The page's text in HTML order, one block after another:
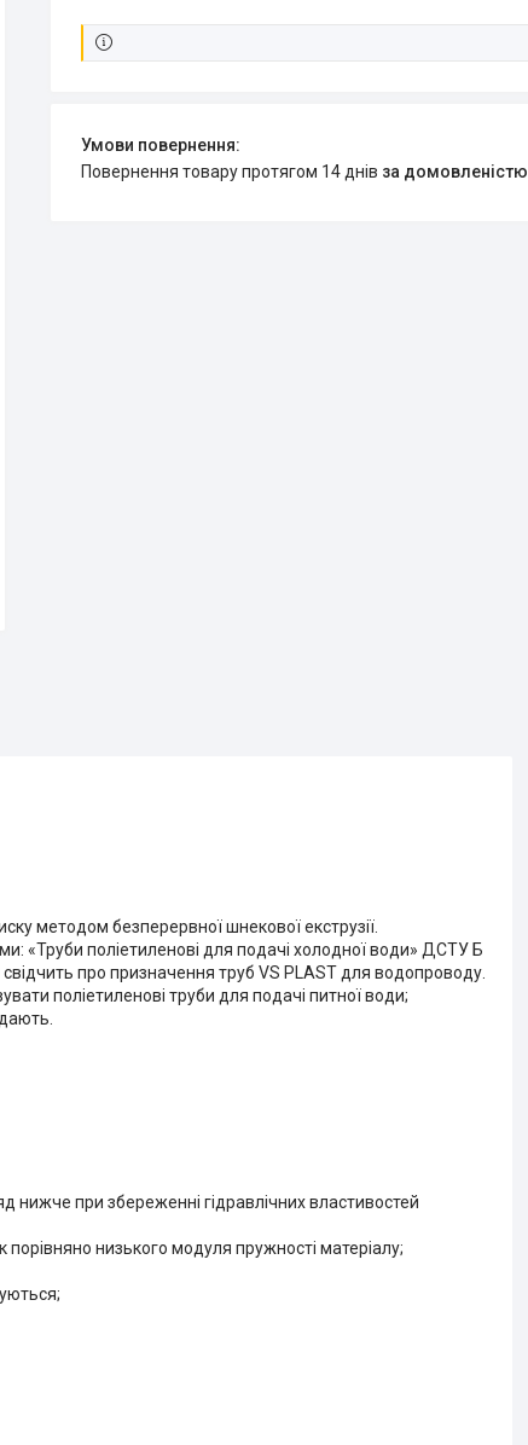
повернення товару протягом 14 днів за домовленістю
методом безперервної шнекової екструзії.
«Труби поліетиленові для подачі холодної води» ДСТУ Б
про призначення труб VS PLAST для водопроводу.
поліетиленові труби для подачі питної води;
нижче при збереженні гідравлічних властивостей
низького модуля пружності матеріалу;